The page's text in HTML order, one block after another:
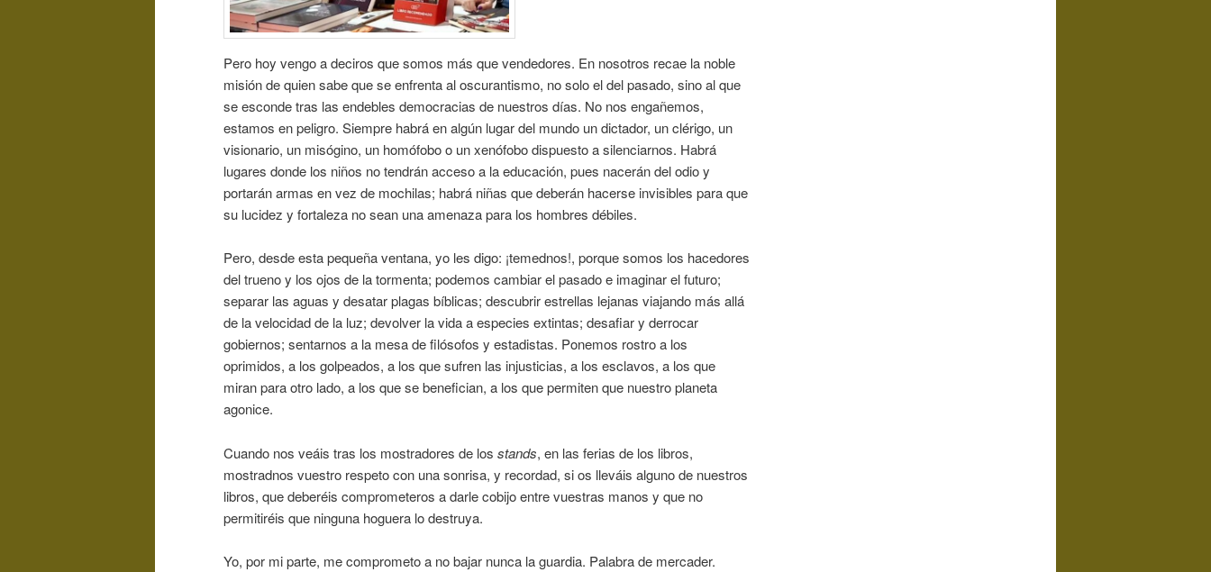
Pero hoy vengo a deciros que somos más que vendedores. En nosotros recae la noble
misión de quien sabe que se enfrenta al oscurantismo, no solo el del pasado, sino al que
se esconde tras las endebles democracias de nuestros días. No nos engañemos,
estamos en peligro. Siempre habrá en algún lugar del mundo un dictador, un clérigo, un
visionario, un misógino, un homófobo o un xenófobo dispuesto a silenciarnos. Habrá
lugares donde los niños no tendrán acceso a la educación, pues nacerán del odio y
portarán armas en vez de mochilas; habrá niñas que deberán hacerse invisibles para que
su lucidez y fortaleza no sean una amenaza para los hombres débiles.
Pero, desde esta pequeña ventana, yo les digo: ¡temednos!, porque somos los hacedores
del trueno y los ojos de la tormenta; podemos cambiar el pasado e imaginar el futuro;
separar las aguas y desatar plagas bíblicas; descubrir estrellas lejanas viajando más allá
de la velocidad de la luz; devolver la vida a especies extintas; desafiar y derrocar
gobiernos; sentarnos a la mesa de filósofos y estadistas. Ponemos rostro a los
oprimidos, a los golpeados, a los que sufren las injusticias, a los esclavos, a los que
miran para otro lado, a los que se benefician, a los que permiten que nuestro planeta
agonice.
Cuando nos veáis tras los mostradores de los stands, en las ferias de los libros,
mostradnos vuestro respeto con una sonrisa, y recordad, si os lleváis alguno de nuestros
libros, que deberéis comprometeros a darle cobijo entre vuestras manos y que no
permitiréis que ninguna hoguera lo destruya.
Yo, por mi parte, me comprometo a no bajar nunca la guardia. Palabra de mercader.